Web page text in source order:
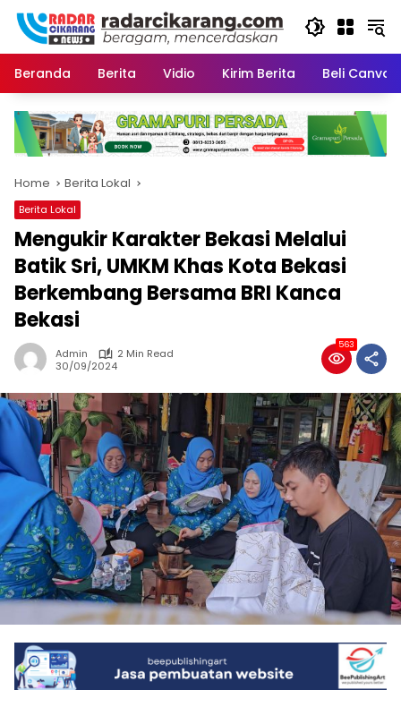
Skip
content
Beranda
Berita Vidio Kirim Berita Beli
Home Berita Lokal
Berita Lokal
Mengukir Karakter Bekasi Melalui
Batik Sri, UMKM Khas Kota Bekasi
Berkembang Bersama BRI Kanca
Bekasi
Admin
2 Min Read
30/09/2024
563